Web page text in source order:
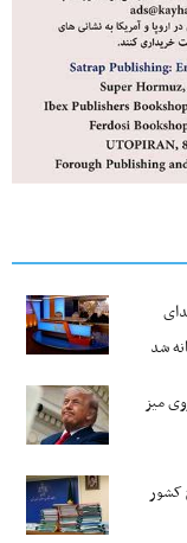
شد
میز
کشور